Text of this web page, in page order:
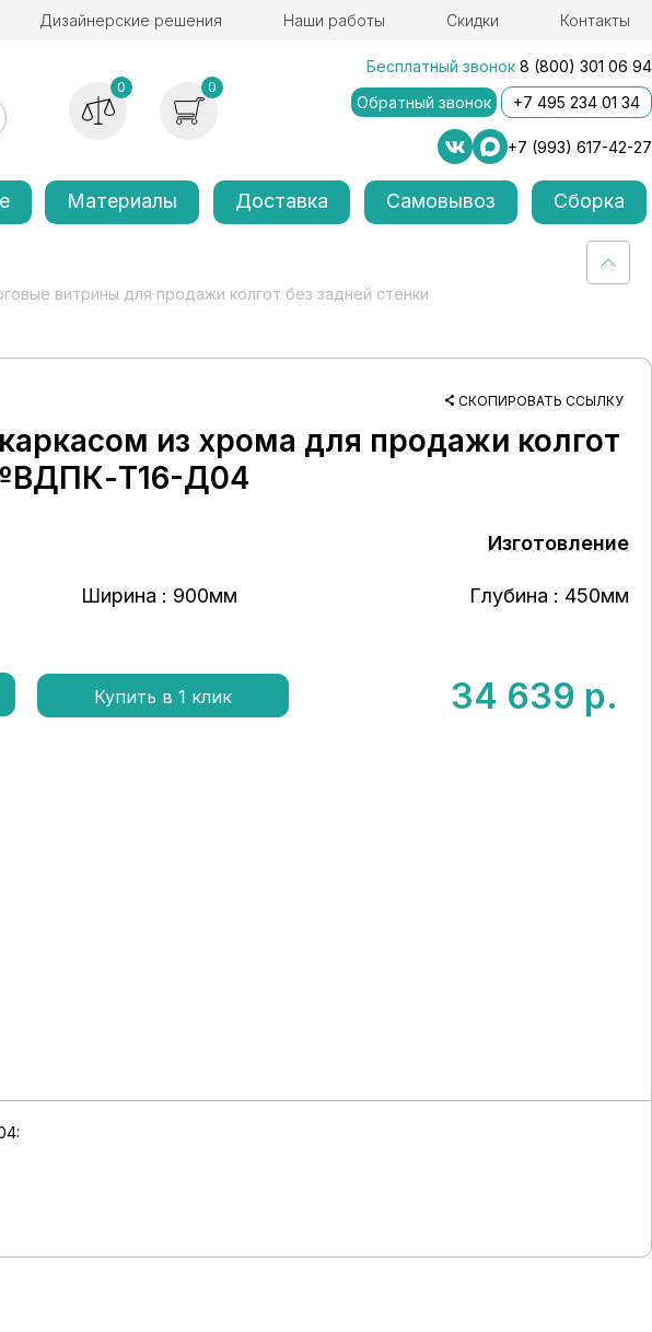
Дизайнерские решения Наши работы Скидки Контакты
0 0
Бесплатный звонок 8 (800) 301 06 94
Обратный звонок
+7 495 234 01 34
+7 (993) 617-42-27
Материалы Доставка Самовывоз Сборка
витрины для продажи колгот без задней стенки
СКОПИРОВАТЬ ССЫЛКУ
из хрома для продажи колгот
Т16-Д04
Изготовление
Ширина : 900мм Глубина : 450мм
34 639 р.
Купить в 1 клик